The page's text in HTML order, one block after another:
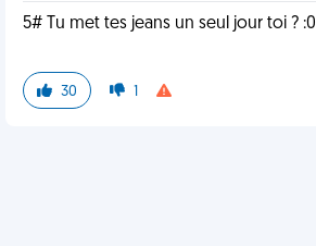
5# Tu met tes jeans un seul jour toi ? :0
30 1